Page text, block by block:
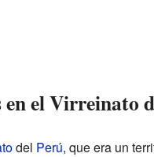
en el Virreinato
del Perú, que era un